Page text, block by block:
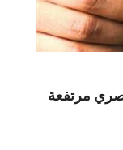
مرتفعة